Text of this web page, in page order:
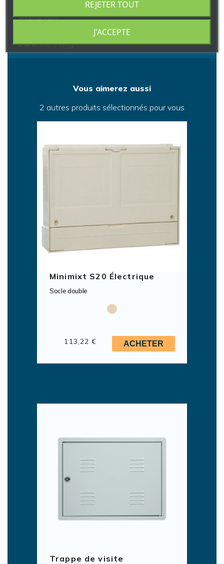
de socle double et ses 2 vis associées (vis
inférieures).
Le vissage et dévissage nécessitent l'utilisation
d'uneclé triangle.
Vous aimerez aussi
2 autres produits sélectionnés pour vous
Minimixt S20 Électrique
Socle double
113,22 € ACHETER
Trappe de visite
REJETER TOUT
J'ACCEPTE